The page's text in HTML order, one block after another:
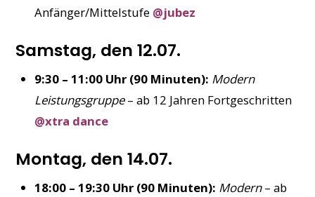
Anfänger/Mittelstufe @jubez
Samstag, den 12.07.
9:30 – 11:00 Uhr (90 Minuten): Modern
Leistungsgruppe– ab 12 Jahren Fortgeschritten
@xtra dance
Montag, den 14.07.
18:00 – 19:30 Uhr (90 Minuten): Modern– ab